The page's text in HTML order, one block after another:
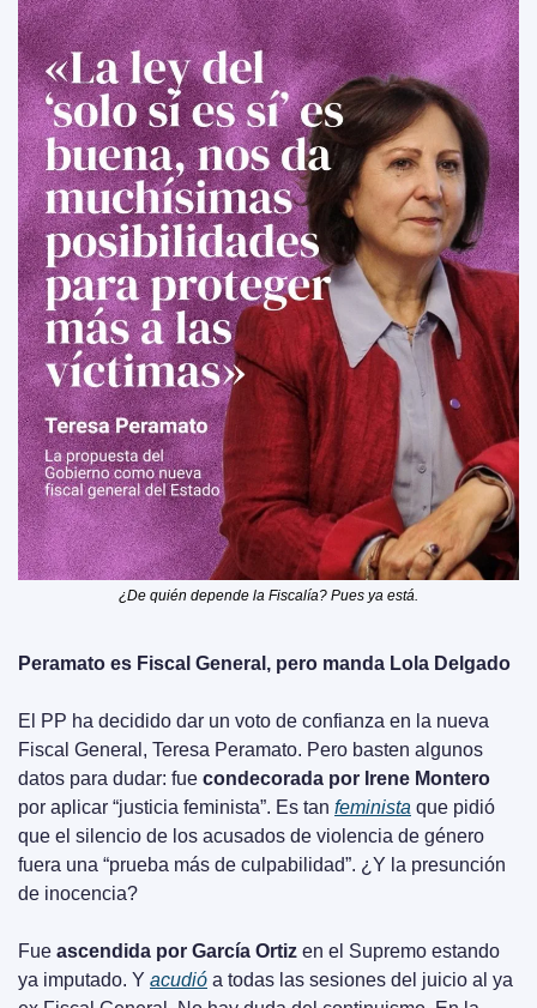
¿De quién depende la Fiscalía? Pues ya está.
Peramato es Fiscal General, pero manda Lola Delgado
El PP ha decidido dar un voto de confianza en la nueva
Fiscal General, Teresa Peramato. Pero basten algunos
datos para dudar: fue condecorada por Irene Montero
por aplicar “justicia feminista”. Es tan feminista que pidió
que el silencio de los acusados de violencia de género
fuera una “prueba más de culpabilidad”. ¿Y la presunción
de inocencia?
Fue ascendida por García Ortiz en el Supremo estando
ya imputado. Y acudió a todas las sesiones del juicio al ya